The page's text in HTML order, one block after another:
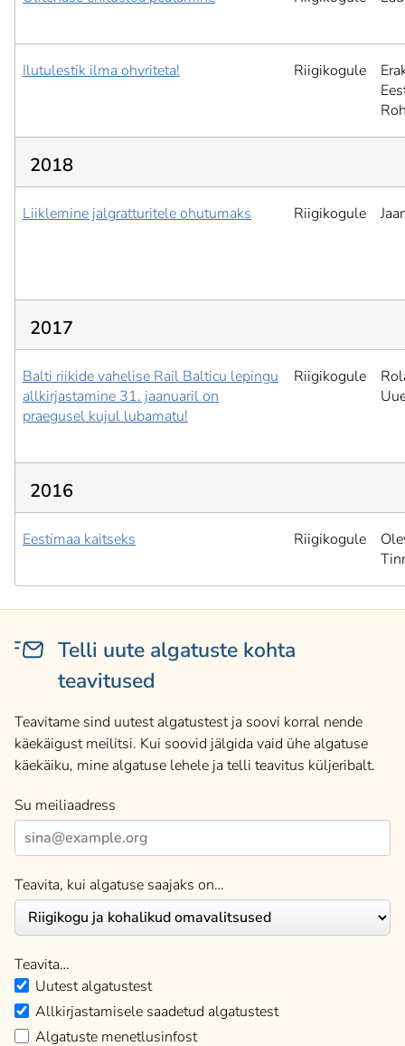
Ilutulestik ilma ohvriteta! Riigikogule
2018
Liiklemine jalgratturitele ohutumaks Riigikogule
2017
Balti riikide vahelise Rail Balticu lepingu
allkirjastamine 31. jaanuaril on
praegusel kujul lubamatu!
Riigikogule
2016
Eestimaa kaitseks Riigikogule
Telli uute algatuste kohta
teavitused
Teavitame sind uutest algatustest ja soovi korral nende
käekäigust meilitsi. Kui soovid jälgida vaid ühe algatuse
käekäiku, mine algatuse lehele ja telli teavitus küljeribalt.
Su meiliaadress
Teavita, kui algatuse saajaks on…
Teavita…
Uutest algatustest
Allkirjastamisele saadetud algatustest
Algatuste menetlusinfost